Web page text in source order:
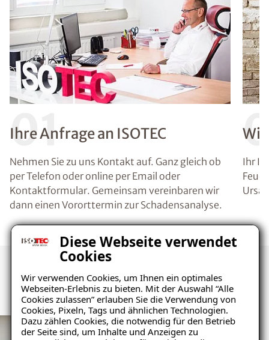
Diese Webseite verwendet
Cookies
Wir verwenden Cookies, um Ihnen ein optimales
Webseiten-Erlebnis zu bieten. Mit der Auswahl “Alle
Cookies zulassen” erlauben Sie die Verwendung von
Cookies, Pixeln, Tags und ähnlichen Technologien.
Dazu zählen Cookies, die notwendig für den Betrieb
der Seite sind, um Inhalte und Anzeigen zu
01
Ihre Anfrage an ISOTEC
Nehmen Sie zu uns Kontakt auf. Ganz gleich ob
per Telefon oder online per Email oder
Kontaktformular. Gemeinsam vereinbaren wir
dann einen Vororttermin zur Schadensanalyse.
Wir
Ihr
Kunden über uns